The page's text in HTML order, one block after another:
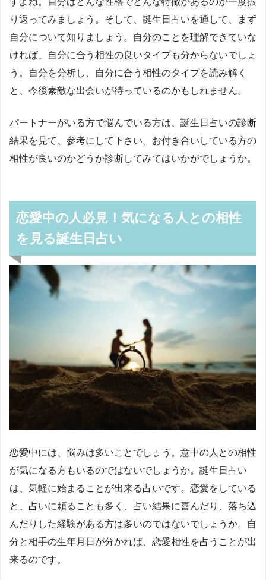
り返ってみましょう。そして、誕生日占いを通して、まず
自分について知りましょう。自分のことを理解できていな
ければ、自分に合う相性の良いタイプも分からないでしょ
う。自分を分析し、自分に合う相性のタイプを読み解く
と、今後素敵な出会いが待っているのかもしれません。
パートナーがいる方で悩んでいる方は、誕生日占いの診断
結果を見て、参考にして下さい。お付き合いしている方の
相性が良いのかどうか診断してみてはいかがでしょうか。
恋愛中の人必見！気になる人との相性
を見る誕生日占い
恋愛中には、悩みは多いことでしょう。意中の人との相性
が気になる方もいるのではないでしょうか。誕生日占い
は、気軽に始まることが出来る占いです。恋愛をしている
と、占いに頼ることも多く、占い結果に喜んだり、落ち込
んだりした経験がある方は多いのではないでしょうか。自
分と相手の生年月日が分かれば、恋愛相性を占うことが出
来るのです。